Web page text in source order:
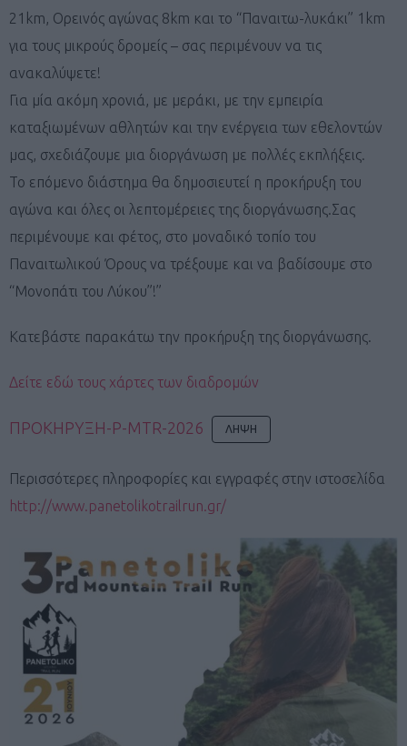
21km, Ορεινός αγώνας 8km και το “Παναιτω-λυκάκι” 1km
για τους μικρούς δρομείς – σας περιμένουν να τις
ανακαλύψετε!
Για μία ακόμη χρονιά, με μεράκι, με την εμπειρία
καταξιωμένων αθλητών και την ενέργεια των εθελοντών
μας, σχεδιάζουμε μια διοργάνωση με πολλές εκπλήξεις.
Το επόμενο διάστημα θα δημοσιευτεί η προκήρυξη του
αγώνα και όλες οι λεπτομέρειες της διοργάνωσης.Σας
περιμένουμε και φέτος, στο μοναδικό τοπίο του
Παναιτωλικού Όρους να τρέξουμε και να βαδίσουμε στο
“Μονοπάτι του Λύκου”!”
Κατεβάστε παρακάτω την προκήρυξη της διοργάνωσης.
Δείτε εδώ τους χάρτες των διαδρομών
ΠΡΟΚΗΡΥΞΗ-P-MTR-2026 ΛΉΨΗ
Περισσότερες πληροφορίες και εγγραφές στην ιστοσελίδα
http://www.panetolikotrailrun.gr/